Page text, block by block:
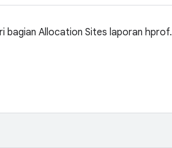
bagian Allocation Sites laporan hprof.